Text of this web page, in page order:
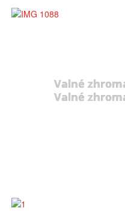
Valné
Valné